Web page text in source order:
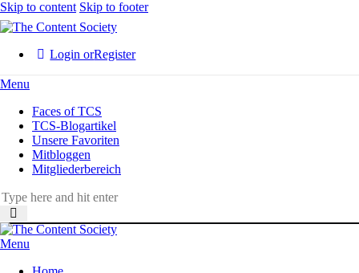
Skip to content Skip to footer
Login orRegister
Menu
Faces of TCS
TCS-Blogartikel
Unsere Favoriten
Mitbloggen
Mitgliederbereich
Menu